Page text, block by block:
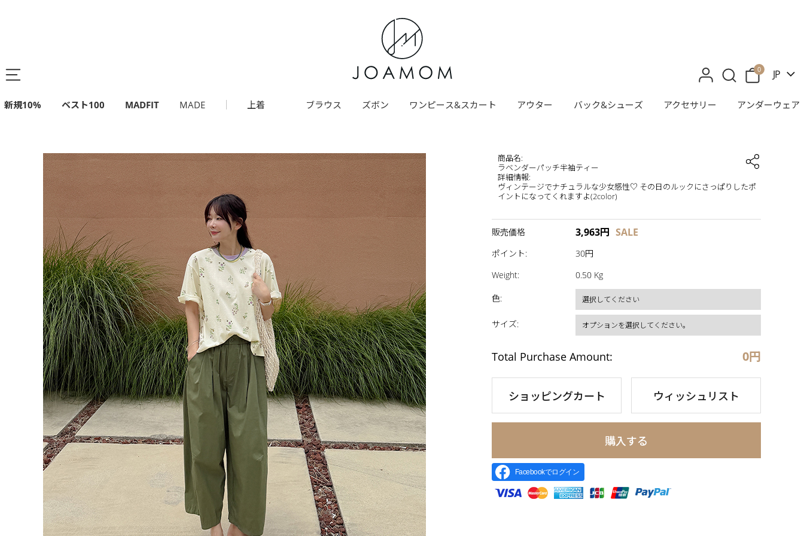
0 JP
新規10% ベスト100 MADFIT MADE 上着 ブラウス ズボン ワンピース&スカート アウター バック&シューズ アクセサリー アンダーウェア
商品名:
ラベンダーパッチ半袖ティー
詳細情報:
ヴィンテージでナチュラルな少女感性♡ その日のルックにさっぱりしたポ
イントになってくれますよ(2color)
販売価格 3,963円 SALE
ポイント:
30円
Weight: 0.50 Kg
色:
サイズ:
Total Purchase Amount: 0円
ショッピングカート ウィッシュリスト
購入する
Facebookでログイン